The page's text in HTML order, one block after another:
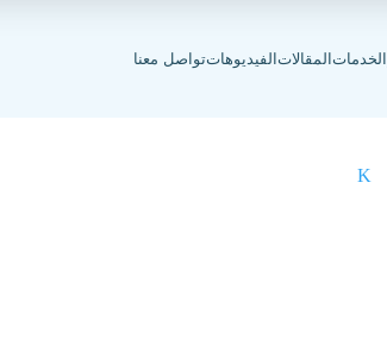
الخدماتالمقالاتالفيديوهاتتواصل معنا
K